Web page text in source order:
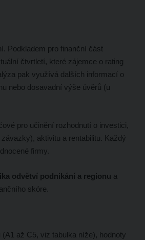
Podkladem pro finanční část
čtvrtletí, které zájemce o rating
pak využívá dalších informací o
nebo dosavadní výše úvěrů (u
pro učinění rozhodnutí o investici,
aktivitu a rentabilitu. Každý
firmy.
odvětví podnikání a regionu a
skóre.
až C5, viz tabulka níže), hodnoty